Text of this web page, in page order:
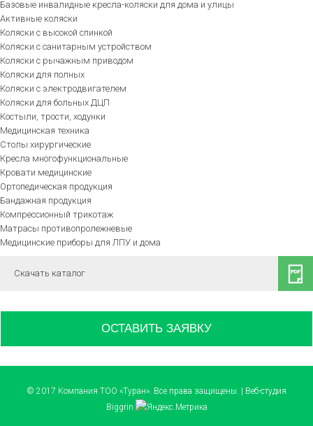
Базовые инвалидные кресла-коляски для дома и улицы
Активные коляски
Коляски с высокой спинкой
Коляски с санитарным устройством
Коляски с рычажным приводом
Коляски для полных
Коляски с электродвигателем
Коляски для больных ДЦП
Костыли, трости, ходунки
Медицинская техника
Столы хирургические
Кресла многофункциональные
Кровати медицинские
Ортопедическая продукция
Бандажная продукция
Компрессионный трикотаж
Матрасы противопролежневые
Медицинские приборы для ЛПУ и дома
Скачать каталог
ОСТАВИТЬ ЗАЯВКУ
© 2017 Компания ТОО «Туран». Все права защищены. | Веб-студия
Biggrin